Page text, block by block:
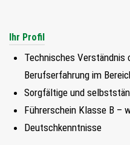
Ihr Profil
Technisches
Berufserfahrung im
Sorgfältige und
Führerschein Klasse B –
Deutschkenntnisse